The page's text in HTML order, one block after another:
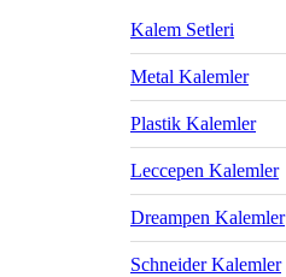
Kalem Setleri
Metal Kalemler
Plastik Kalemler
Leccepen Kalemler
Dreampen Kalemler
Schneider Kalemler